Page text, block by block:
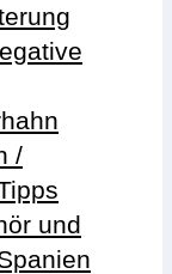
/
und